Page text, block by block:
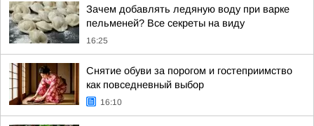
Зачем добавлять ледяную воду при варке
пельменей? Все секреты на виду
16:25
Снятие обуви за порогом и гостеприимство
как повседневный выбор
16:10